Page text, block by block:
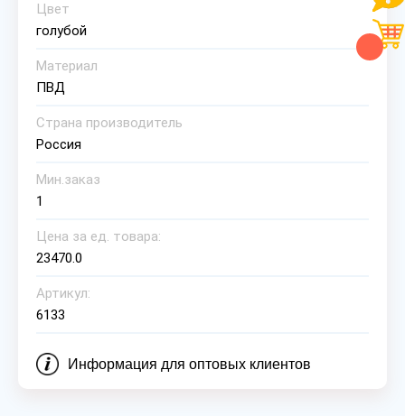
Цвет
голубой
Материал
ПВД
Страна производитель
Россия
Мин.заказ
1
Цена за ед. товара:
23470.0
Артикул:
6133
Информация для оптовых клиентов